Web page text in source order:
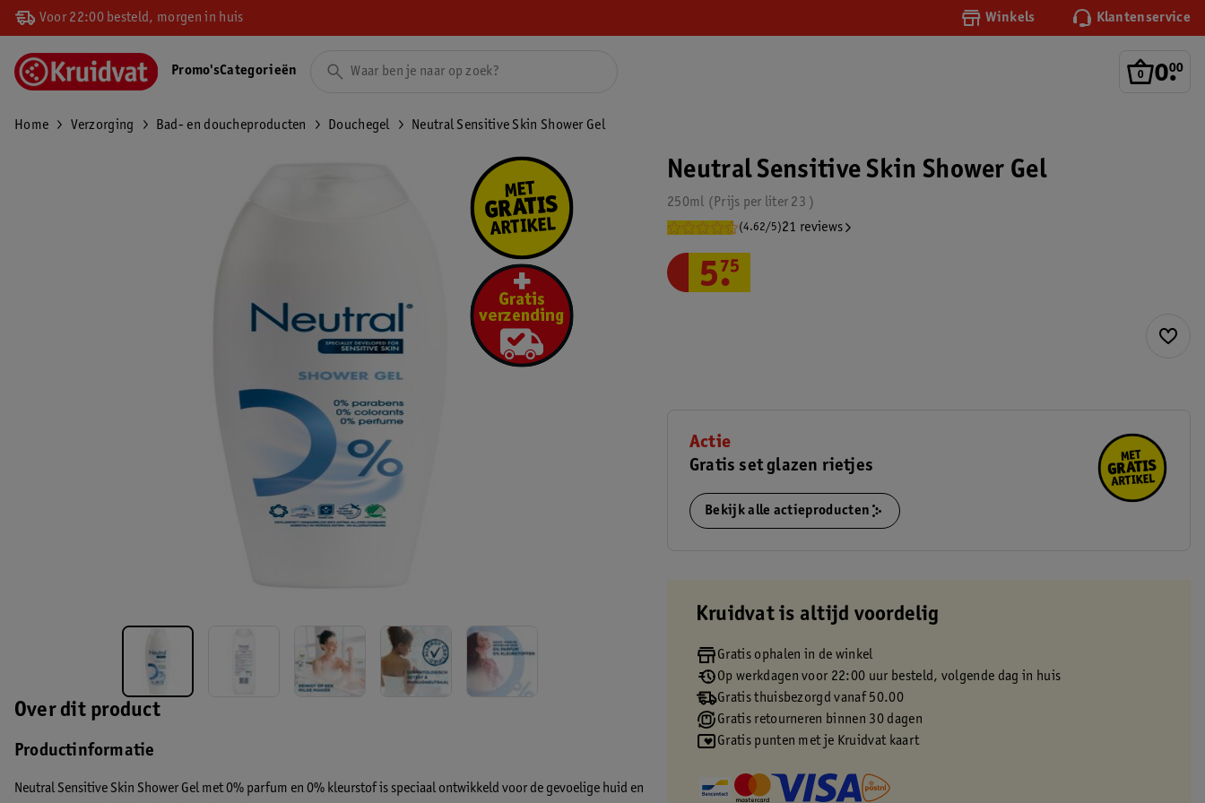
Voor 22:00 besteld, morgen in huis Winkels Klantenservice
0.
00
Promo'sCategorieën
Home Verzorging Bad- en doucheproducten Douchegel Neutral Sensitive Skin Shower Gel
Over dit product
Productinformatie
Neutral Sensitive Skin Shower Gel met 0% parfum en 0% kleurstof is speciaal ontwikkeld voor de gevoelige huid en
Neutral Sensitive Skin Shower Gel
250ml 23
Prijs per liter
(4.62/5)21 reviews
5.
75
Actie
Gratis set glazen rietjes
Bekijk alle actieproducten
Kruidvat is altijd voordelig
Gratis ophalen in de winkel
Op werkdagen voor 22:00 uur besteld, volgende dag in huis
Gratis thuisbezorgd vanaf 50.00
Gratis retourneren binnen 30 dagen
Gratis punten met je Kruidvat kaart